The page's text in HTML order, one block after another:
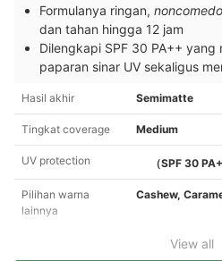
Formulanya ringan,
dan tahan hingga 12 jam
Dilengkapi SPF 30 PA++
paparan sinar UV sekaligus
Hasil akhir Semimatte
Tingkat coverage Medium
UV protection （SPF 30
Pilihan warna
lainnya
Cashew,
View all